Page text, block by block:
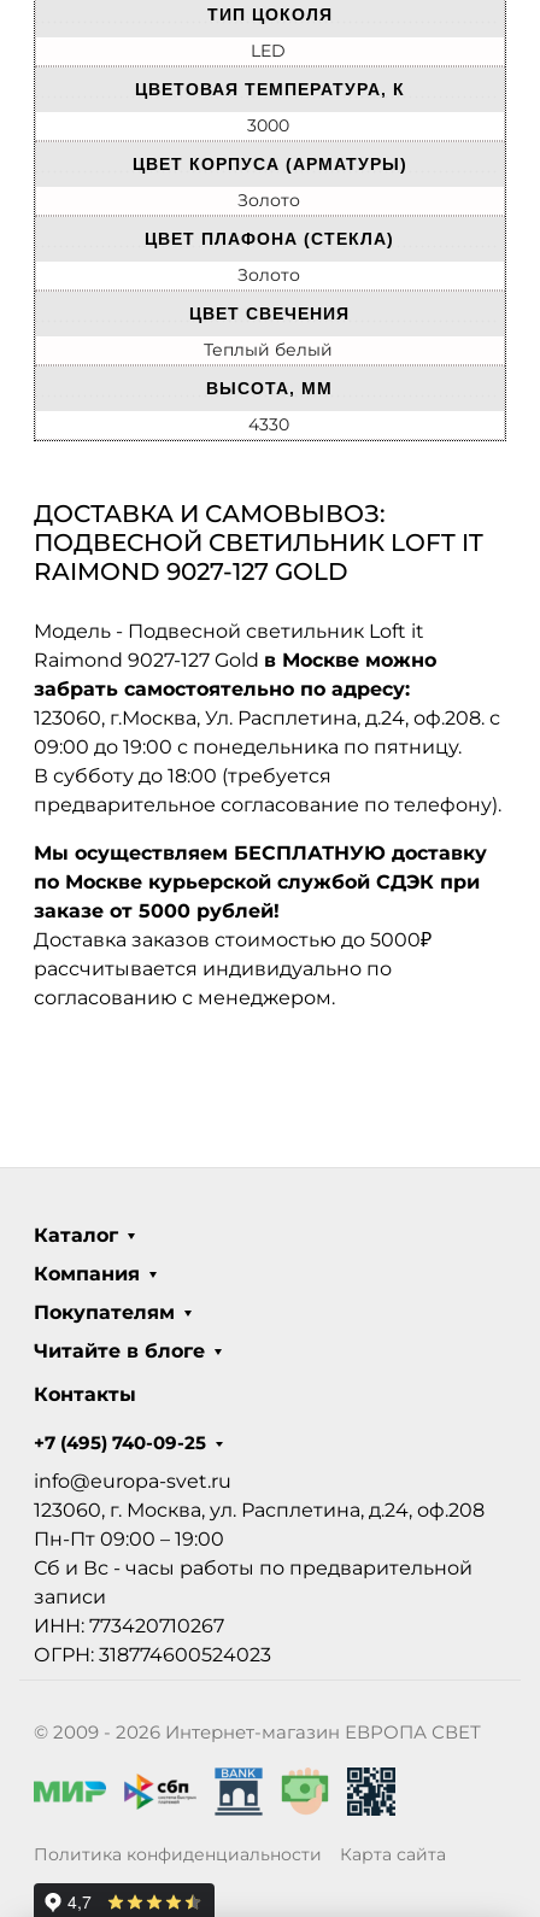
ТИП ЦОКОЛЯ
LED
ЦВЕТОВАЯ ТЕМПЕРАТУРА, К
3000
ЦВЕТ КОРПУСА (АРМАТУРЫ)
Золото
ЦВЕТ ПЛАФОНА (СТЕКЛА)
Золото
ЦВЕТ СВЕЧЕНИЯ
Теплый белый
ВЫСОТА, ММ
4330
ДОСТАВКА И САМОВЫВОЗ:
ПОДВЕСНОЙ СВЕТИЛЬНИК LOFT IT
RAIMOND 9027-127 GOLD
Модель - Подвесной светильник Loft it
Raimond 9027-127 Gold в Москве можно
забрать самостоятельно по адресу:
123060, г.Москва, Ул. Расплетина, д.24, оф.208. с
09:00 до 19:00 с понедельника по пятницу.
В субботу до 18:00 (требуется
предварительное согласование по телефону).
Мы осуществляем БЕСПЛАТНУЮ доставку
по Москве курьерской службой СДЭК при
заказе от 5000 рублей!
Доставка заказов стоимостью до 5000₽
рассчитывается индивидуально по
согласованию с менеджером.
Каталог
Компания
Покупателям
Читайте в блоге
Контакты
+7 (495) 740-09-25
info@europa-svet.ru
123060, г. Москва, ул. Расплетина, д.24, оф.208
Пн-Пт 09:00 – 19:00
Сб и Вс - часы работы по предварительной
записи
ИНН: 773420710267
ОГРН: 318774600524023
© 2009 - 2026 Интернет-магазин ЕВРОПА СВЕТ
Политика конфиденциальности Карта сайта